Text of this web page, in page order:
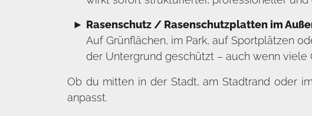
Rasenschutz / Rasenschutzplatten im
Auf Grünflächen, im Park, auf Sportplätzen
der Untergrund geschützt – auch wenn
Ob du mitten in der Stadt, am Stadtrand oder
anpasst.